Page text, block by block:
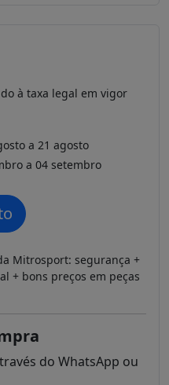
à taxa legal em vigor
a 21 agosto
a 04 setembro
Mitrosport: segurança +
+ bons preços em peças
do WhatsApp ou